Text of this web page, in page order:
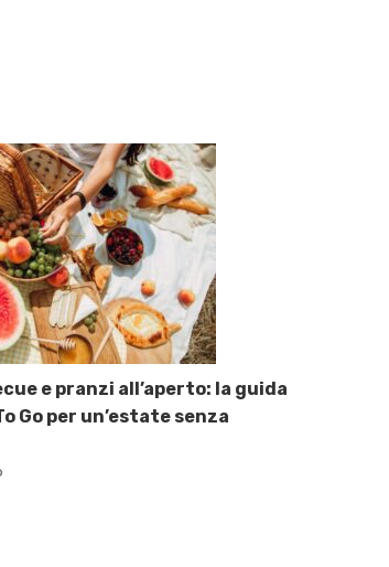
e pranzi all’aperto: la guida
Go per un’estate senza